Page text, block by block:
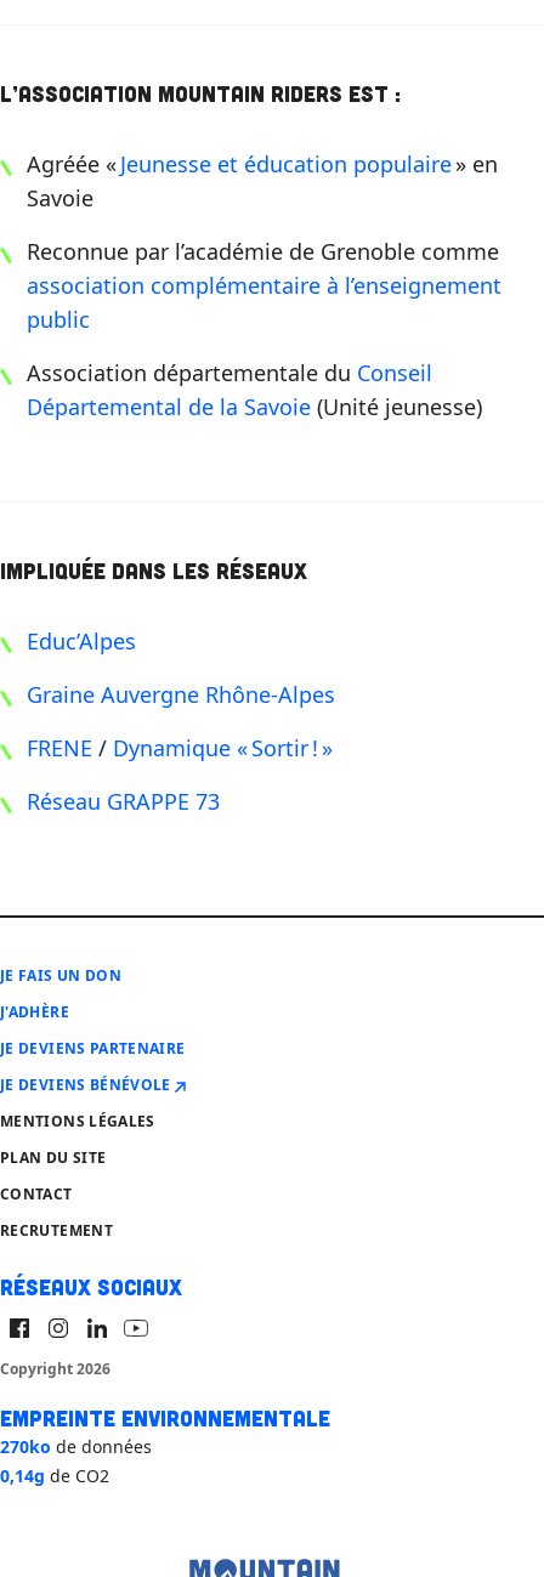
L’association Mountain Riders est :
Agréée «Jeunesse et éducation populaire» en
Savoie
Reconnue par l’académie de Grenoble comme
association complémentaire à l’enseignement
public
Association départementale du Conseil
Départemental de la Savoie (Unité jeunesse)
Impliquée dans les réseaux
Educ’Alpes
Graine Auvergne Rhône-Alpes
FRENE / Dynamique « Sortir ! »
Réseau GRAPPE 73
JE FAIS UN DON
J'ADHÈRE
JE DEVIENS PARTENAIRE
JE DEVIENS BÉNÉVOLE
MENTIONS LÉGALES
PLAN DU SITE
CONTACT
RECRUTEMENT
Réseaux sociaux
Copyright 2026
Empreinte environnementale
270ko de données
0,14g de CO2